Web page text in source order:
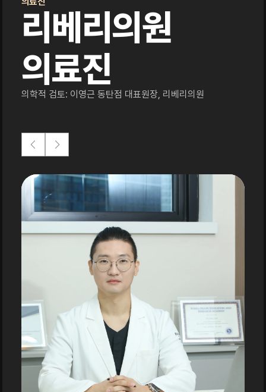
리베리의원
의료진
의학적 검토: 이영근 동탄점 대표원장, 리베리의원